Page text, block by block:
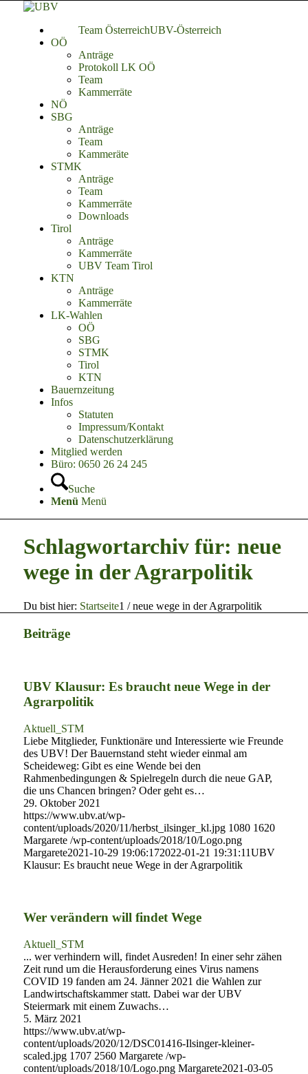
UBV-Österreich
Team Österreich
OÖ
Anträge
Protokoll LK OÖ
Team
Kammerräte
NÖ
SBG
Anträge
Team
Kammeräte
STMK
Anträge
Team
Kammerräte
Downloads
Tirol
Anträge
Kammerräte
UBV Team Tirol
KTN
Anträge
Kammerräte
LK-Wahlen
OÖ
SBG
STMK
Tirol
KTN
Bauernzeitung
Infos
Statuten
Impressum/Kontakt
Datenschutzerklärung
Mitglied werden
Büro: 0650 26 24 245
Suche
Menü Menü
Schlagwortarchiv für: neue
wege in der Agrarpolitik
Du bist hier: Startseite1 / neue wege in der Agrarpolitik
Beiträge
UBV Klausur: Es braucht neue Wege in der
Agrarpolitik
Aktuell_STM
Liebe Mitglieder, Funktionäre und Interessierte wie Freunde
des UBV! Der Bauernstand steht wieder einmal am
Scheideweg: Gibt es eine Wende bei den
Rahmenbedingungen & Spielregeln durch die neue GAP,
die uns Chancen bringen? Oder geht es…
29. Oktober 2021
https://www.ubv.at/wp-
content/uploads/2020/11/herbst_ilsinger_kl.jpg 1080 1620
Margarete /wp-content/uploads/2018/10/Logo.png
Margarete2021-10-29 19:06:172022-01-21 19:31:11UBV
Klausur: Es braucht neue Wege in der Agrarpolitik
Wer verändern will findet Wege
Aktuell_STM
... wer verhindern will, findet Ausreden! In einer sehr zähen
Zeit rund um die Herausforderung eines Virus namens
COVID 19 fanden am 24. Jänner 2021 die Wahlen zur
Landwirtschaftskammer statt. Dabei war der UBV
Steiermark mit einem Zuwachs…
5. März 2021
https://www.ubv.at/wp-
content/uploads/2020/12/DSC01416-Ilsinger-kleiner-
scaled.jpg 1707 2560 Margarete /wp-
content/uploads/2018/10/Logo.png Margarete2021-03-05